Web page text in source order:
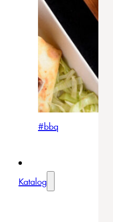
#bbq
Katalog